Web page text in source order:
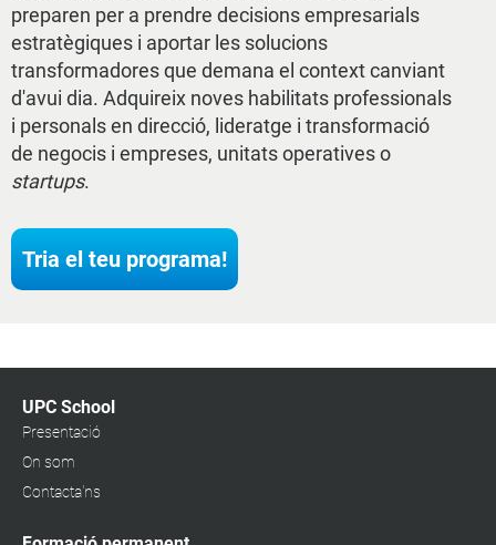
preparen per a prendre decisions empresarials
estratègiques i aportar les solucions
transformadores que demana el context canviant
d'avui dia. Adquireix noves habilitats professionals
i personals en direcció, lideratge i transformació
de negocis i empreses, unitats operatives o
startups.
Tria el teu programa!
UPC School
Presentació
On som
Contacta'ns